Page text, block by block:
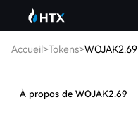
Accueil>Tokens>WOJAK2.69
À propos de WOJAK2.69